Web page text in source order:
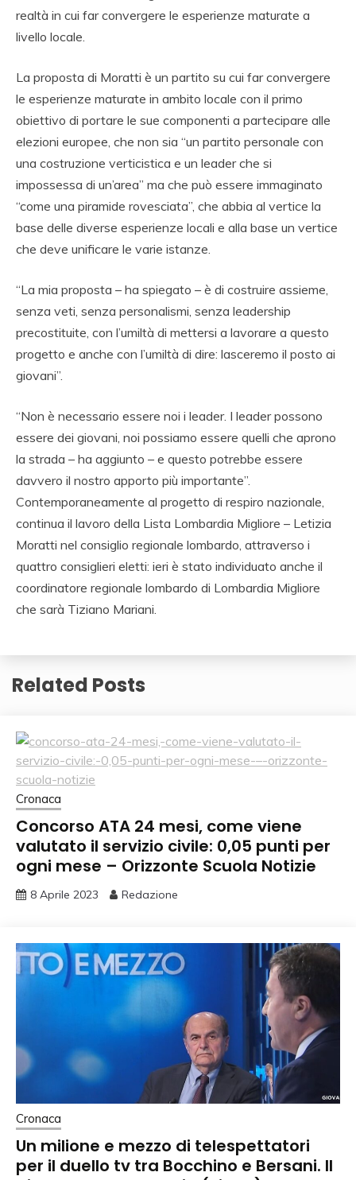
realtà in cui far convergere le esperienze maturate a
livello locale.
La proposta di Moratti è un partito su cui far convergere
le esperienze maturate in ambito locale con il primo
obiettivo di portare le sue componenti a partecipare alle
elezioni europee, che non sia “un partito personale con
una costruzione verticistica e un leader che si
impossessa di un’area” ma che può essere immaginato
“come una piramide rovesciata”, che abbia al vertice la
base delle diverse esperienze locali e alla base un vertice
che deve unificare le varie istanze.
“La mia proposta – ha spiegato – è di costruire assieme,
senza veti, senza personalismi, senza leadership
precostituite, con l’umiltà di mettersi a lavorare a questo
progetto e anche con l’umiltà di dire: lasceremo il posto ai
giovani”.
“Non è necessario essere noi i leader. I leader possono
essere dei giovani, noi possiamo essere quelli che aprono
la strada – ha aggiunto – e questo potrebbe essere
davvero il nostro apporto più importante”.
Contemporaneamente al progetto di respiro nazionale,
continua il lavoro della Lista Lombardia Migliore – Letizia
Moratti nel consiglio regionale lombardo, attraverso i
quattro consiglieri eletti: ieri è stato individuato anche il
coordinatore regionale lombardo di Lombardia Migliore
che sarà Tiziano Mariani.
Related Posts
Cronaca
Concorso ATA 24 mesi, come viene
valutato il servizio civile: 0,05 punti per
ogni mese – Orizzonte Scuola Notizie
8 Aprile 2023 Redazione
Cronaca
Un milione e mezzo di telespettatori
per il duello tv tra Bocchino e Bersani. Il